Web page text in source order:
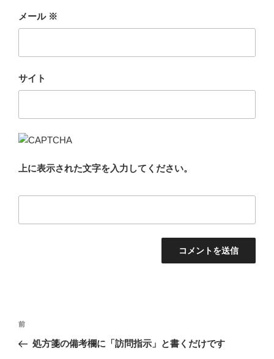
メール ※
サイト
上に表示された文字を入力してください。
投
ナ
前
の
前
処方箋の備考欄に「訪問指示」と書くだけです